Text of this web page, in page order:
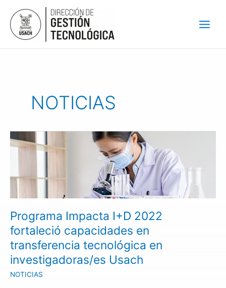
contenido
NOTICIAS
Programa Impacta I+D 2022
fortaleció capacidades en
transferencia tecnológica en
investigadoras/es Usach
NOTICIAS
Impacta
fortaleció
transferencia
tecnológica
en
investigadoras/es
Usach